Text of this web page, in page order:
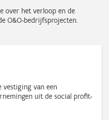
over het verloop en de
O&O-bedrijfsprojecten.
vestiging van een
uit de social profit-